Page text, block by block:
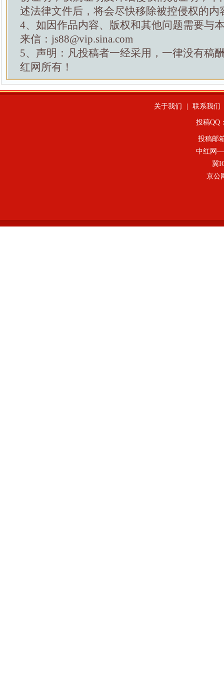
述法律文件后，将会尽快移除被控侵权的内
4、如因作品内容、版权和其他问题需要与
来信：js88@vip.sina.com
5、声明：凡投稿者一经采用，一律没有稿
红网所有！
关于我们 联系我们
投稿QQ
投稿邮
中红网—
冀
京公